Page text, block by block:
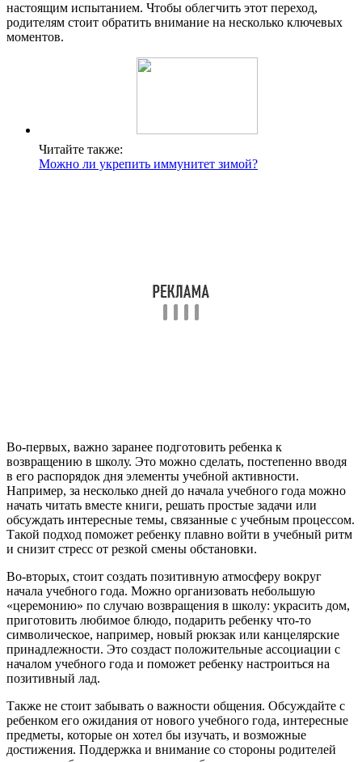
настоящим испытанием. Чтобы облегчить этот переход,
родителям стоит обратить внимание на несколько ключевых
моментов.
Читайте также:
Можно ли укрепить иммунитет зимой?
Во-первых, важно заранее подготовить ребенка к
возвращению в школу. Это можно сделать, постепенно вводя
в его распорядок дня элементы учебной активности.
Например, за несколько дней до начала учебного года можно
начать читать вместе книги, решать простые задачи или
обсуждать интересные темы, связанные с учебным процессом.
Такой подход поможет ребенку плавно войти в учебный ритм
и снизит стресс от резкой смены обстановки.
Во-вторых, стоит создать позитивную атмосферу вокруг
начала учебного года. Можно организовать небольшую
«церемонию» по случаю возвращения в школу: украсить дом,
приготовить любимое блюдо, подарить ребенку что-то
символическое, например, новый рюкзак или канцелярские
принадлежности. Это создаст положительные ассоциации с
началом учебного года и поможет ребенку настроиться на
позитивный лад.
Также не стоит забывать о важности общения. Обсуждайте с
ребенком его ожидания от нового учебного года, интересные
предметы, которые он хотел бы изучать, и возможные
достижения. Поддержка и внимание со стороны родителей